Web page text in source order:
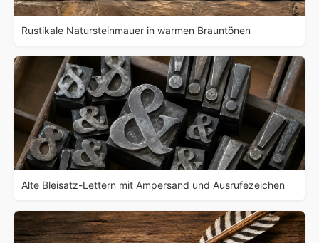
Rustikale Natursteinmauer in warmen Brauntönen
Alte Bleisatz-Lettern mit Ampersand und Ausrufezeichen